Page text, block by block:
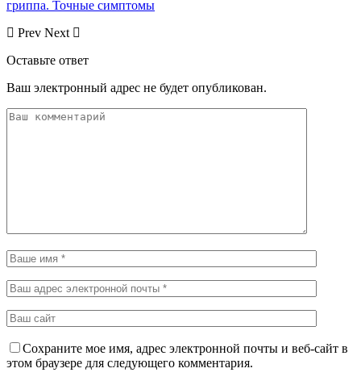
гриппа. Точные симптомы
Prev Next
Оставьте ответ
Ваш электронный адрес не будет опубликован.
Сохраните мое имя, адрес электронной почты и веб-сайт в
этом браузере для следующего комментария.